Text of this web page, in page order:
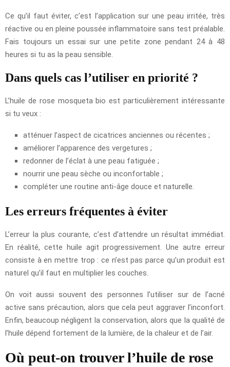
Ce qu’il faut éviter, c’est l’application sur une peau irritée, très
réactive ou en pleine poussée inflammatoire sans test préalable.
Fais toujours un essai sur une petite zone pendant 24 à 48
heures si tu as la peau sensible.
Dans quels cas l’utiliser en priorité ?
L’huile de rose mosqueta bio est particulièrement intéressante
si tu veux :
atténuer l’aspect de cicatrices anciennes ou récentes ;
améliorer l’apparence des vergetures ;
redonner de l’éclat à une peau fatiguée ;
nourrir une peau sèche ou inconfortable ;
compléter une routine anti-âge douce et naturelle.
Les erreurs fréquentes à éviter
L’erreur la plus courante, c’est d’attendre un résultat immédiat.
En réalité, cette huile agit progressivement. Une autre erreur
consiste à en mettre trop : ce n’est pas parce qu’un produit est
naturel qu’il faut en multiplier les couches.
On voit aussi souvent des personnes l’utiliser sur de l’acné
active sans précaution, alors que cela peut aggraver l’inconfort.
Enfin, beaucoup négligent la conservation, alors que la qualité de
l’huile dépend fortement de la lumière, de la chaleur et de l’air.
Où peut-on trouver l’huile de rose